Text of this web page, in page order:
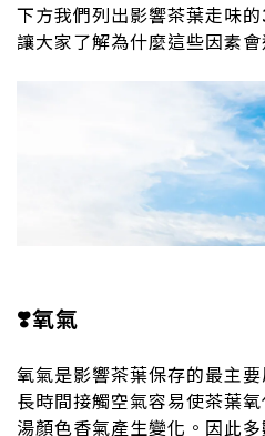
下方我們列出影響茶葉走味
讓大家了解為什麼這些因素
❣️氧氣
氧氣是影響茶葉保存的最主要
長時間接觸空氣容易使茶葉
湯顏色香氣產生變化。因此